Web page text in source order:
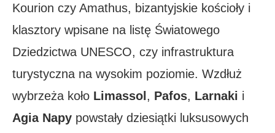
Kourion czy Amathus, bizantyjskie kościoły i
klasztory wpisane na listę Światowego
Dziedzictwa UNESCO, czy infrastruktura
turystyczna na wysokim poziomie. Wzdłuż
wybrzeża koło Limassol , Pafos, Larnaki i
Agia Napy powstały dziesiątki luksusowych